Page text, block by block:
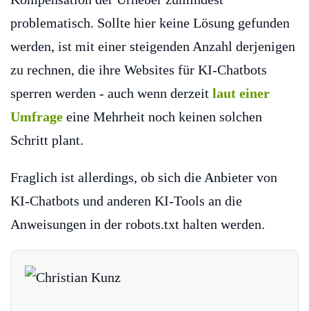
problematisch. Sollte hier keine Lösung gefunden
werden, ist mit einer steigenden Anzahl derjenigen
zu rechnen, die ihre Websites für KI-Chatbots
sperren werden - auch wenn derzeit laut einer
Umfrage eine Mehrheit noch keinen solchen
Schritt plant.
Fraglich ist allerdings, ob sich die Anbieter von
KI-Chatbots und anderen KI-Tools an die
Anweisungen in der robots.txt halten werden.